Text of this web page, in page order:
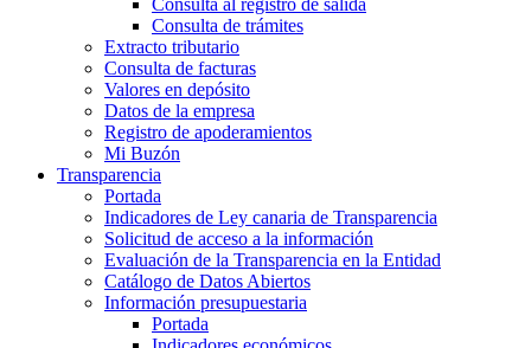
Consulta al registro de salida
Consulta de trámites
Extracto tributario
Consulta de facturas
Valores en depósito
Datos de la empresa
Registro de apoderamientos
Mi Buzón
Transparencia
Portada
Indicadores de Ley canaria de Transparencia
Solicitud de acceso a la información
Evaluación de la Transparencia en la Entidad
Catálogo de Datos Abiertos
Información presupuestaria
Portada